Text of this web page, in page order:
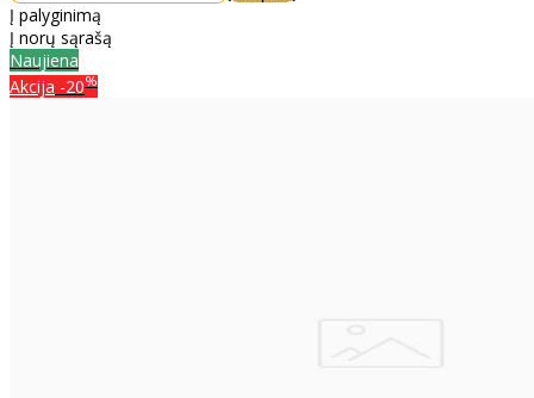
Į palyginimą
Į norų sąrašą
Naujiena
Akcija -20%